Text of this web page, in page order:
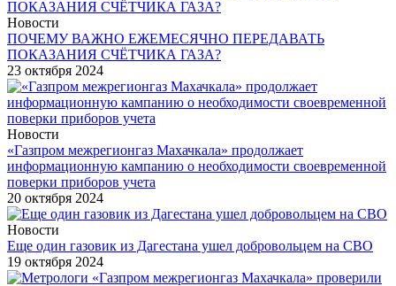
Новости
ПОЧЕМУ ВАЖНО ЕЖЕМЕСЯЧНО ПЕРЕДАВАТЬ
ПОКАЗАНИЯ СЧЁТЧИКА ГАЗА?
23 октября 2024
Новости
«Газпром межрегионгаз Махачкала» продолжает
информационную кампанию о необходимости своевременной
поверки приборов учета
20 октября 2024
Новости
Еще один газовик из Дагестана ушел добровольцем на СВО
19 октября 2024